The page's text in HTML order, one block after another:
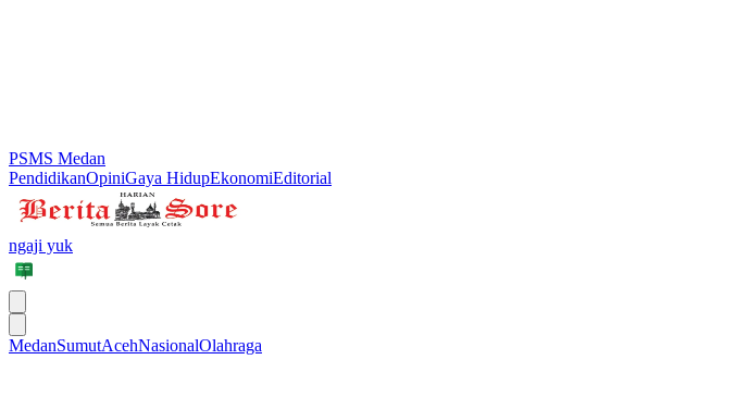
PSMS Medan
PendidikanOpiniGaya HidupEkonomiEditorial
ngaji yuk
MedanSumutAcehNasionalOlahraga